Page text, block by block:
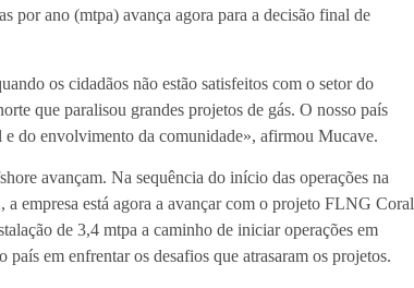
por ano (mtpa) avança agora para a decisão final de
os cidadãos não estão satisfeitos com o setor do
que paralisou grandes projetos de gás. O nosso país
do envolvimento da comunidade», afirmou Mucave.
avançam. Na sequência do início das operações na
empresa está agora a avançar com o projeto FLNG Coral
de 3,4 mtpa a caminho de iniciar operações em
em enfrentar os desafios que atrasaram os projetos.